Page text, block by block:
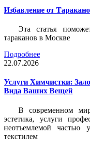
Избавление от
Эта статья
тараканов в Москве
Подробнее
22.07.2026
Услуги Химчистки:
Вида Ваших Вещей
В современном
эстетика, услуги
неотъемлемой частью
текстилем